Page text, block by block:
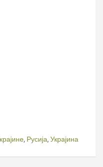
, Русија, Украјина